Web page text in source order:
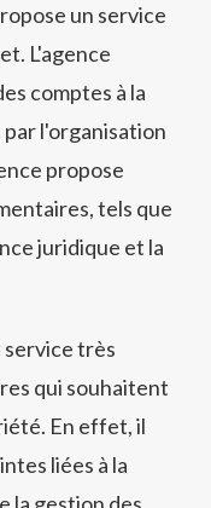
un service
L'agence
comptes à la
l'organisation
propose
tels que
juridique et la
service très
qui souhaitent
En effet, il
liées à la